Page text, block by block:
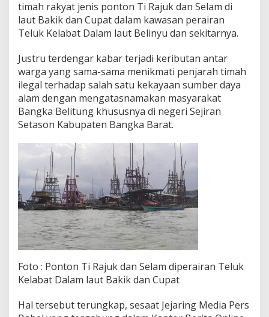
H
B
o
T
i
m
a
h
B
s
a
i
k
timah rakyat jenis ponton Ti Rajuk dan Selam di
laut Bakik dan Cupat dalam kawasan perairan
Teluk Kelabat Dalam laut Belinyu dan sekitarnya.
Justru terdengar kabar terjadi keributan antar
warga yang sama-sama menikmati penjarah timah
ilegal terhadap salah satu kekayaan sumber daya
alam dengan mengatasnamakan masyarakat
Bangka Belitung khususnya di negeri Sejiran
Setason Kabupaten Bangka Barat.
Foto : Ponton Ti Rajuk dan Selam diperairan Teluk
Kelabat Dalam laut Bakik dan Cupat
Hal tersebut terungkap, sesaat Jejaring Media Pers